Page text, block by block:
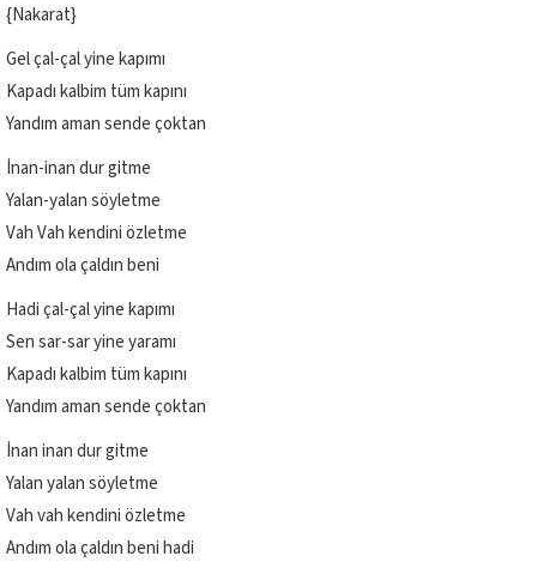
{Nakarat}
Gel çal-çal yine kapımı
Kapadı kalbim tüm kapını
Yandım aman sende çoktan
İnan-inan dur gitme
Yalan-yalan söyletme
Vah Vah kendini özletme
Andım ola çaldın beni
Hadi çal-çal yine kapımı
Sen sar-sar yine yaramı
Kapadı kalbim tüm kapını
Yandım aman sende çoktan
İnan inan dur gitme
Yalan yalan söyletme
Vah vah kendini özletme
Andım ola çaldın beni hadi